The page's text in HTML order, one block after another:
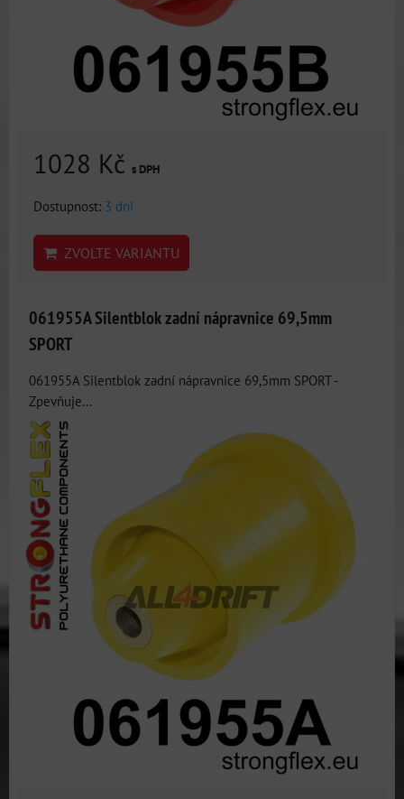
1028 Kč s DPH
Dostupnost: 3 dni
ZVOLTE VARIANTU
061955A Silentblok zadní nápravnice 69,5mm
SPORT
061955A Silentblok zadní nápravnice 69,5mm SPORT -
Zpevňuje...